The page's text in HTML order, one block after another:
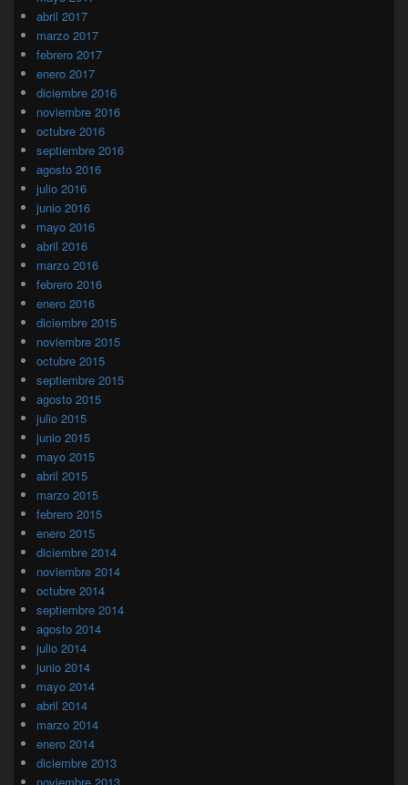
abril 2017
marzo 2017
febrero 2017
enero 2017
diciembre 2016
noviembre 2016
octubre 2016
septiembre 2016
agosto 2016
julio 2016
junio 2016
mayo 2016
abril 2016
marzo 2016
febrero 2016
enero 2016
diciembre 2015
noviembre 2015
octubre 2015
septiembre 2015
agosto 2015
julio 2015
junio 2015
mayo 2015
abril 2015
marzo 2015
febrero 2015
enero 2015
diciembre 2014
noviembre 2014
octubre 2014
septiembre 2014
agosto 2014
julio 2014
junio 2014
mayo 2014
abril 2014
marzo 2014
enero 2014
diciembre 2013